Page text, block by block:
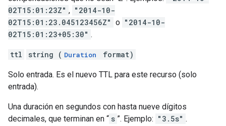
02T15:01:23Z" , "2014-10-
02T15:01:23.045123456Z" o "2014-10-
02T15:01:23+05:30" .
ttl string ( Duration format)
Solo entrada. Es el nuevo TTL para este recurso (solo
entrada).
Una duración en segundos con hasta nueve dígitos
decimales, que terminan en “ s ”. Ejemplo: "3.5s" .